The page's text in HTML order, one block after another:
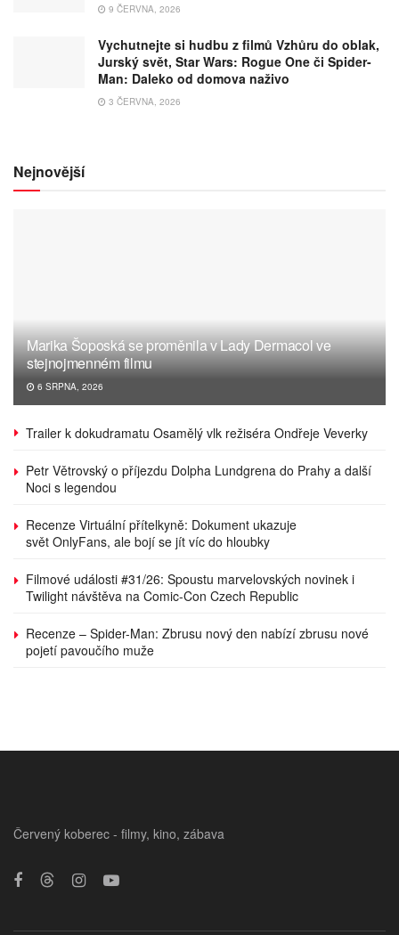
9 ČERVNA, 2026
Vychutnejte si hudbu z filmů Vzhůru do oblak,
Jurský svět, Star Wars: Rogue One či Spider-
Man: Daleko od domova naživo
3 ČERVNA, 2026
Nejnovější
Marika Šoposká se proměnila v Lady Dermacol ve
stejnojmenném filmu
6 SRPNA, 2026
Trailer k dokudramatu Osamělý vlk režiséra Ondřeje Veverky
Petr Větrovský o příjezdu Dolpha Lundgrena do Prahy a další
Noci s legendou
Recenze Virtuální přítelkyně: Dokument ukazuje
svět OnlyFans, ale bojí se jít víc do hloubky
Filmové události #31/26: Spoustu marvelovských novinek i
Twilight návštěva na Comic-Con Czech Republic
Recenze – Spider-Man: Zbrusu nový den nabízí zbrusu nové
pojetí pavoučího muže
Červený koberec - filmy, kino, zábava